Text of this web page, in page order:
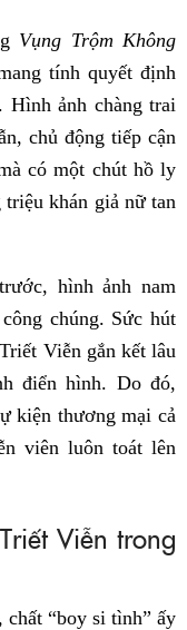
Vụng Trộm Không
tính quyết định
Hình ảnh chàng trai
chủ động tiếp cận
có một chút hồ ly
khán giả nữ tan
hình ảnh nam
chúng. Sức hút
Viễn gắn kết lâu
điển hình. Do đó,
kiện thương mại cả
viên luôn toát lên
Viễn trong
“boy si tình” ấy